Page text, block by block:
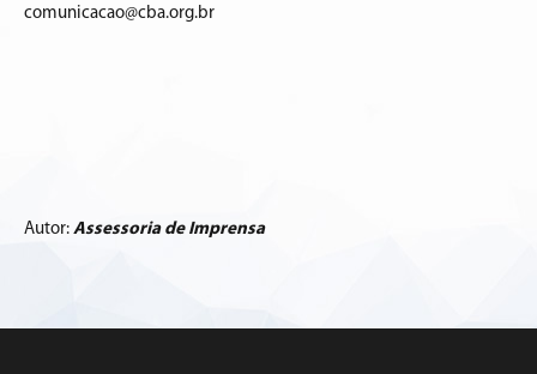
comunicacao@cba.org.br
Autor: Assessoria de Imprensa